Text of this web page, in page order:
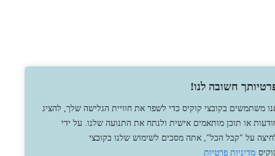
חשובה לנו!
משתמשים בקובצי קוקיס כדי לשפר את חוויית הגלישה שלך, להציג
או תוכן מותאמים אישית ולנתח את התנועה שלנו. על ידי
על "קבל הכל", אתה מסכים לשימוש שלנו בקובצי
מדיניות פרטיות